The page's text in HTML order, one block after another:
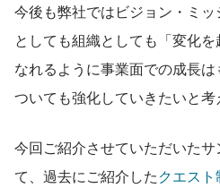
今後も弊社ではビジョン・ミ
としても組織としても「変化
なれるように事業面での成長
ついても強化していきたいと考
今回ご紹介させていただいた
て、過去にご紹介したクエス